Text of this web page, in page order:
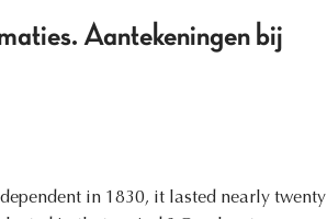
Aantekeningen bij
in 1830, it lasted nearly twenty